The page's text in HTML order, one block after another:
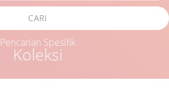
Koleksi
CARI
Pencarian Spesifik